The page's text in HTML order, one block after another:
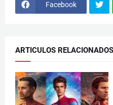
Facebook
ARTICULOS RELACIONADOS